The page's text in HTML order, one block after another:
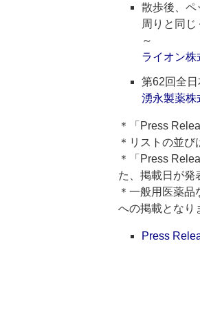
散歩後、
周りと同
～
ライオン株
第62回全日
湧永製薬株
＊「Press
＊リストの並び
＊「Press
た、掲載日が発
＊一般用医薬
への掲載となり
Press